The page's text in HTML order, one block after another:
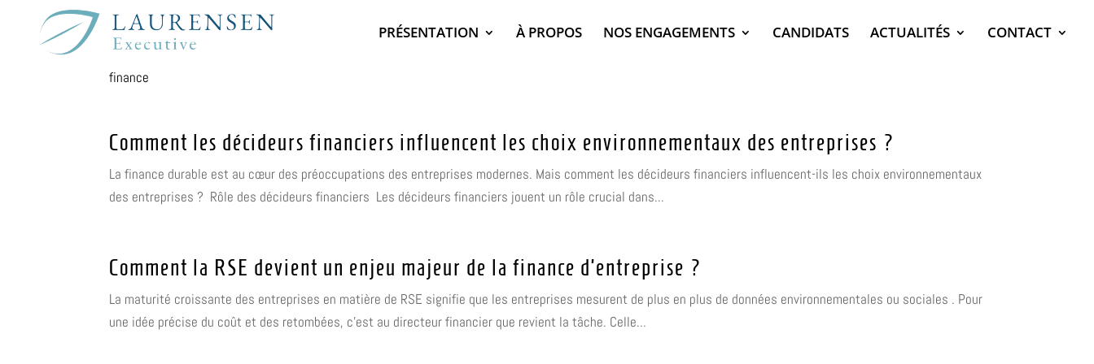
PRÉSENTATION À PROPOS NOS ENGAGEMENTS CANDIDATS ACTUALITÉS CONTACT
finance
Comment les décideurs financiers influencent les choix environnementaux des entreprises ?
La finance durable est au cœur des préoccupations des entreprises modernes. Mais comment les décideurs financiers influencent-ils les choix environnementaux
des entreprises ? Rôle des décideurs financiers Les décideurs financiers jouent un rôle crucial dans...
Comment la RSE devient un enjeu majeur de la finance d’entreprise ?
La maturité croissante des entreprises en matière de RSE signifie que les entreprises mesurent de plus en plus de données environnementales ou sociales . Pour
une idée précise du coût et des retombées, c’est au directeur financier que revient la tâche. Celle...